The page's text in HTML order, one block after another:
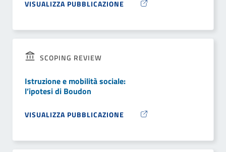
VISUALIZZA PUBBLICAZIONE
SCOPING REVIEW
Istruzione e mobilità sociale:
l’ipotesi di Boudon
VISUALIZZA PUBBLICAZIONE